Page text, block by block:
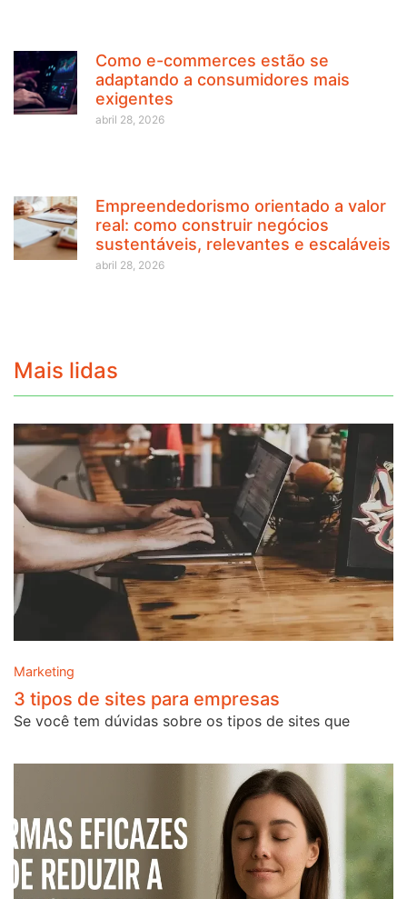
Como e-commerces estão se
adaptando a consumidores mais
exigentes
abril 28, 2026
Empreendedorismo orientado a valor
real: como construir negócios
sustentáveis, relevantes e escaláveis
abril 28, 2026
Mais lidas
Marketing
3 tipos de sites para empresas
Se você tem dúvidas sobre os tipos de sites que